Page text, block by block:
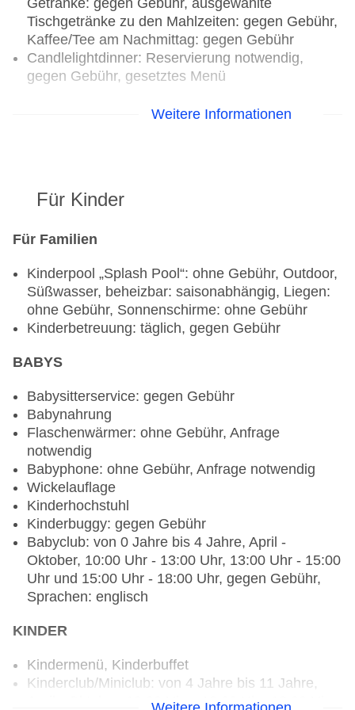
Getränke: gegen Gebühr, ausgewählte
Tischgetränke zu den Mahlzeiten: gegen Gebühr,
Kaffee/Tee am Nachmittag: gegen Gebühr
Candlelightdinner: Reservierung notwendig,
gegen Gebühr, gesetztes Menü
notwendig, Kinderbuffet: ohne Gebühr,
ohne Gebühr, Anfrage notwendig, leichte
ohne Gebühr, Buffet, Dinearound, Reservierung
nicht notwendig, ohne Gebühr, April - Oktober,
07:30 Uhr - 10:30 Uhr, 12:30 Uhr - 14:30 Uhr und
18:30 Uhr - 21:30 Uhr, klimatisierbar,
erwünscht
Küche: griechisch, international, mediterran,
Babynahrung: ohne Gebühr, Anfrage notwendig,
Kinderbuffet: ohne Gebühr, Kindermenü: ohne
Gebühr, lactosefreie Gerichte: ohne Gebühr,
Anfrage notwendig, leichte Gerichte: ohne
Gebühr, vegetarische Gerichte: ohne Gebühr,
Buffet, Dinearound, Reservierung notwendig,
ohne Gebühr, April - Oktober, 08:00 Uhr - 11:00
Uhr und 18:30 Uhr - 21:30 Uhr, klimatisierbar,
Kinderhochstuhl, angemessene Kleidung
erwünscht
Restaurant „Grill by the Pool“: Küche:
Anfrage notwendig, Kindermenü: gegen Gebühr,
leichte Gerichte: gegen Gebühr, vegetarische
Gerichte: gegen Gebühr, à la carte, gesetztes
Weitere Informationen
Für Kinder
Für Familien
Kinderpool „Splash Pool“: ohne Gebühr, Outdoor,
Süßwasser, beheizbar: saisonabhängig, Liegen:
ohne Gebühr, Sonnenschirme: ohne Gebühr
Kinderbetreuung: täglich, gegen Gebühr
BABYS
Babysitterservice: gegen Gebühr
Babynahrung
Flaschenwärmer: ohne Gebühr, Anfrage
notwendig
Babyphone: ohne Gebühr, Anfrage notwendig
Wickelauflage
Kinderhochstuhl
Kinderbuggy: gegen Gebühr
Babyclub: von 0 Jahre bis 4 Jahre, April -
Oktober, 10:00 Uhr - 13:00 Uhr, 13:00 Uhr - 15:00
Uhr und 15:00 Uhr - 18:00 Uhr, gegen Gebühr,
Sprachen: englisch
KINDER
Kindermenü, Kinderbuffet
Kinderclub/Miniclub: von 4 Jahre bis 11 Jahre,
April - Oktober, 10:00 Uhr - 13:00 Uhr, 13:00 Uhr -